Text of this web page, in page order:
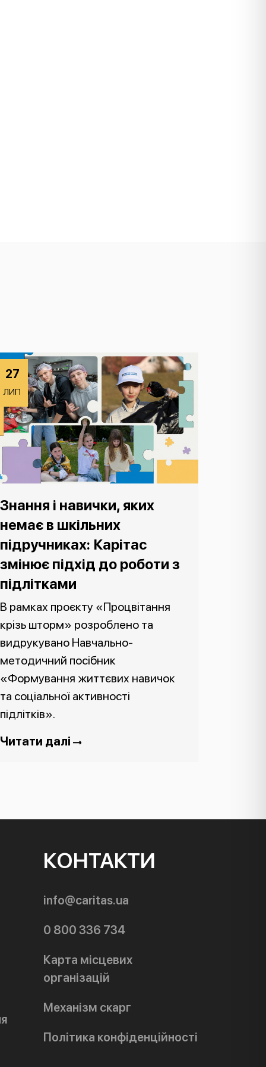
27
ЛИП
Знання і навички, яких
немає в шкільних
підручниках: Карітас
змінює підхід до роботи з
підлітками
В рамках проєкту «Процвітання
крізь шторм» розроблено та
видрукувано Навчально-
методичний посібник
«Формування життєвих навичок
та соціальної активності
підлітків».
Читати далі
КОНТАКТИ
info@caritas.ua
0 800 336 734
Карта місцевих
організацій
Механізм скарг
Політика конфіденційності